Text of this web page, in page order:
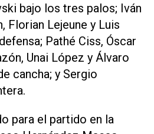
bajo los tres palos; Iván
Florian Lejeune y Luis
Pathé Ciss, Óscar
Unai López y Álvaro
cancha; y Sergio
para el partido en la